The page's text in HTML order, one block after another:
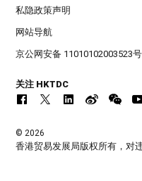
私隐政策声明
网站导航
京公网安备 11010102003523号
关注 HKTDC
© 2026
香港贸易发展局版权所有，对